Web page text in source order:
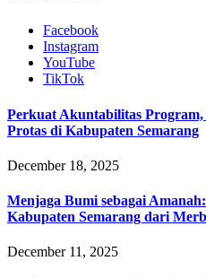
Facebook
Instagram
YouTube
TikTok
Perkuat Akuntabilitas
Protas di Kabupaten Semarang
December 18, 2025
Menjaga Bumi sebagai
Kabupaten Semarang dari
December 11, 2025